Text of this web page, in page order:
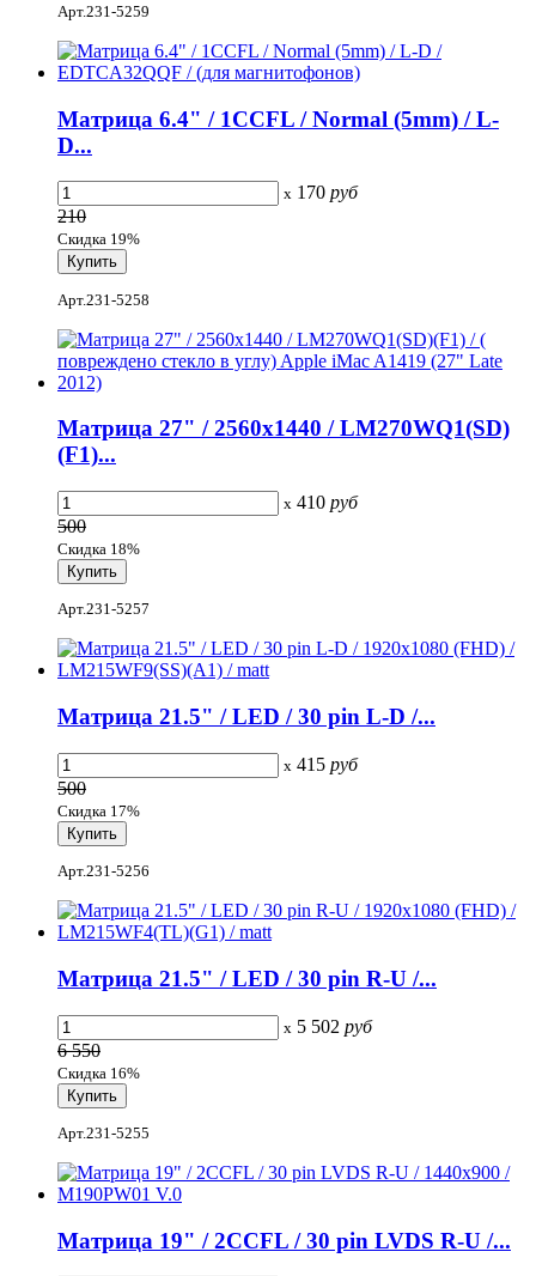
Арт.231-5259
Матрица 6.4" / 1CCFL / Normal (5mm) / L-
D...
x 170 руб
210
Скидка 19%
Арт.231-5258
Матрица 27" / 2560x1440 / LM270WQ1(SD)
(F1)...
x 410 руб
500
Скидка 18%
Арт.231-5257
Матрица 21.5" / LED / 30 pin L-D /...
x 415 руб
500
Скидка 17%
Арт.231-5256
Матрица 21.5" / LED / 30 pin R-U /...
x 5 502 руб
6 550
Скидка 16%
Арт.231-5255
Матрица 19" / 2CCFL / 30 pin LVDS R-U /...